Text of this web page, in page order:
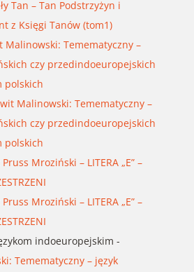
Tan – Tan Podstrzyżyn i
z Księgi Tanów (tom1)
Malinowski: Temematyczny –
czy przedindoeuropejskich
polskich
Malinowski: Temematyczny –
czy przedindoeuropejskich
polskich
Mroziński – LITERA „E” –
Mroziński – LITERA „E” –
indoeuropejskim -
Temematyczny – język